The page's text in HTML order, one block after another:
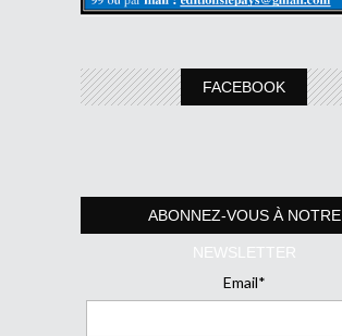
FACEBOOK
ABONNEZ-VOUS À NOTRE
NEWSLETTER
Email*